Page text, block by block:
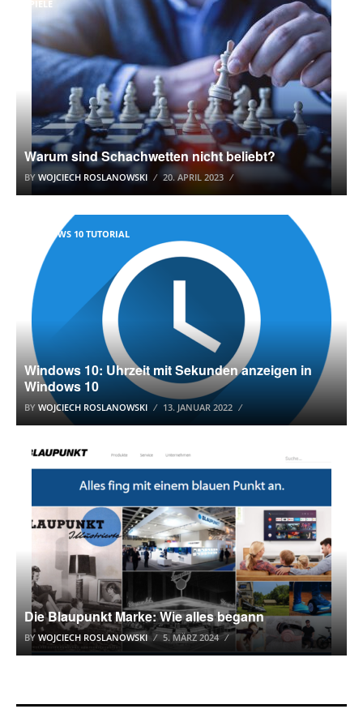
SPIELE
Warum sind Schachwetten nicht beliebt?
BY WOJCIECH ROSLANOWSKI 20. APRIL 2023
WINDOWS 10 TUTORIAL
Windows 10: Uhrzeit mit Sekunden anzeigen in
Windows 10
BY WOJCIECH ROSLANOWSKI 13. JANUAR 2022
Die Blaupunkt Marke: Wie alles begann
BY WOJCIECH ROSLANOWSKI 5. MÄRZ 2024